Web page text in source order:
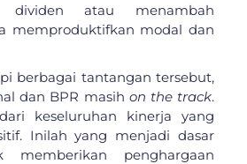
atau menambah
memproduktifkan modal dan
berbagai tantangan tersebut,
dan BPR masih on the track.
keseluruhan kinerja yang
Inilah yang menjadi dasar
memberikan penghargaan